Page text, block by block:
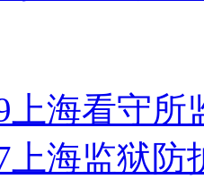
上海看守
上海监狱